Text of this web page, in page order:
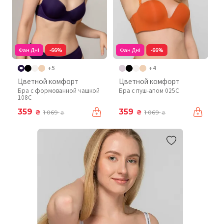
Фан Дні -66%
+5
Цветной комфорт
Бра с формованной чашкой
108C
359 ₴ 1 069₴
Фан Дні -66%
+4
Цветной комфорт
Бра с пуш-апом 025C
359 ₴ 1 069₴